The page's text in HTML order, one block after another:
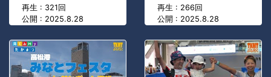
再生 : 321回
公開 : 2025.8.28
再生 : 266回
公開 : 2025.8.28